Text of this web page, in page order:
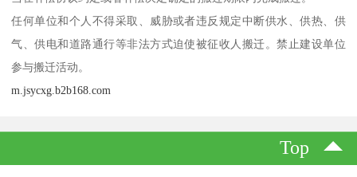
任何单位和个人不得采取、威胁或者违反规定中断供水、供热、供
气、供电和道路通行等非法方式迫使被征收人搬迁。禁止建设单位
参与搬迁活动。
m.jsycxg.b2b168.com
Top